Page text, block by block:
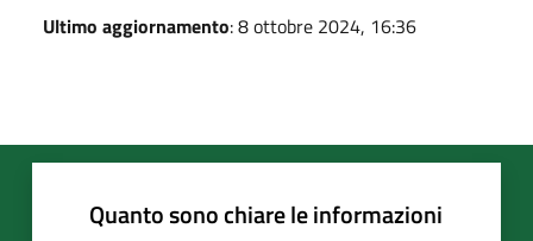
Ultimo aggiornamento: 8 ottobre 2024, 16:36
Quanto sono chiare le informazioni